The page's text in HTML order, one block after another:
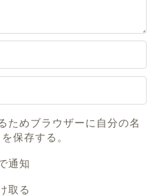
ためブラウザーに自分の名
保存する。
通知
取る